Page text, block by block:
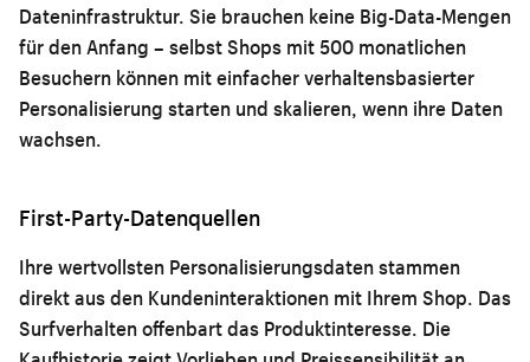
Dateninfrastruktur. Sie brauchen keine Big-Data-Mengen
für den Anfang – selbst Shops mit 500 monatlichen
Besuchern können mit einfacher verhaltensbasierter
Personalisierung starten und skalieren, wenn ihre Daten
wachsen.
First-Party-Datenquellen
Ihre wertvollsten Personalisierungsdaten stammen
direkt aus den Kundeninteraktionen mit Ihrem Shop. Das
Surfverhalten offenbart das Produktinteresse. Die